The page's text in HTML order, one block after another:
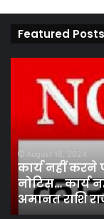
Featured Posts
ठेकेदार
को
जारी
किया
गया
नोटिस…
कार्य
August 16, 2024
कार्य नहीं करने
नोटिस… कार्य
अमानत राशि